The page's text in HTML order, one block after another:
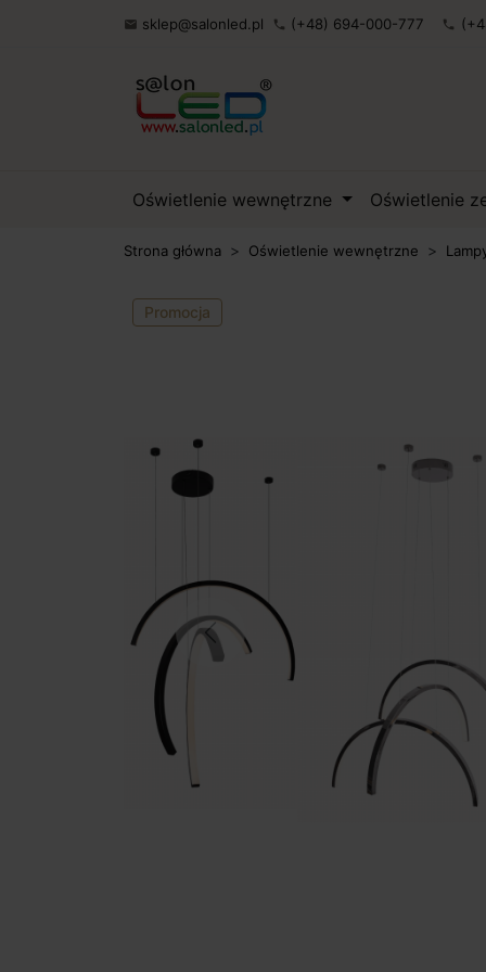
 sklep@salonled.pl phone (+48) 694-000-777 phone
Oświetlenie wewnętrzne Oświetlenie
Strona główna Oświetlenie wewnętrzne
Promocja
Previous